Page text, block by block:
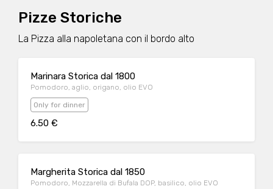
Pizze Storiche
La Pizza alla napoletana con il bordo alto
Marinara Storica dal 1800
Pomodoro, aglio, origano, olio EVO
Only for dinner
6.50 €
Margherita Storica dal 1850
Pomodoro, Mozzarella di Bufala DOP, basilico, olio EVO